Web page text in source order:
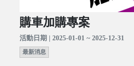
購車加購專案
活動日期 | 2025-01-01 ~ 2025-12-31
最新消息